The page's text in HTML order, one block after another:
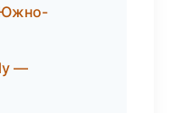
Южно-
—